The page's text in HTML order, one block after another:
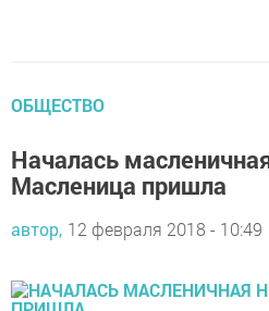
ОБЩЕСТВО
Началась
Масленица пришла
автор, 12 февраля 2018 - 10:49